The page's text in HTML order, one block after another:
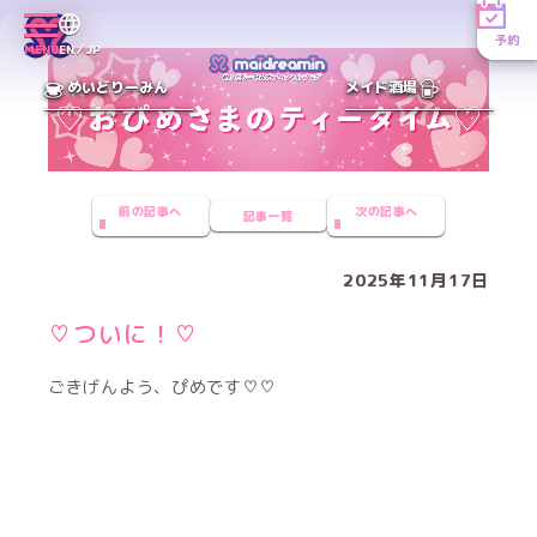
MENUEN／JP
予約
めいどりーみん メイド酒場
前の記事へ 記事一覧 次の記事へ
2025年11月17日
♡ついに！♡
ごきげんよう、ぴめです♡♡